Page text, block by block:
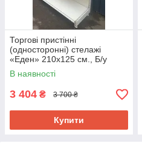
Торгові пристінні
(односторонні) стелажі
«Еден» 210х125 см., Б/у
В наявності
3 404 ₴ 3 700 ₴
Купити